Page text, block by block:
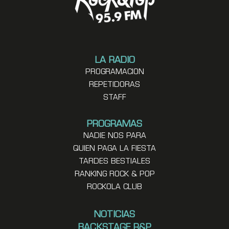
LA RADIO
PROGRAMACION
REPETIDORAS
STAFF
PROGRAMAS
NADIE NOS PARA
QUIEN PAGA LA FIESTA
TARDES BESTIALES
RANKING ROCK & POP
ROCKOLA CLUB
NOTICIAS